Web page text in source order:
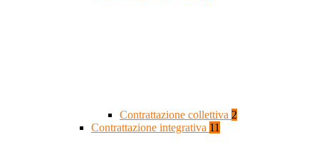
Contrattazione collettiva 2
Contrattazione integrativa 11